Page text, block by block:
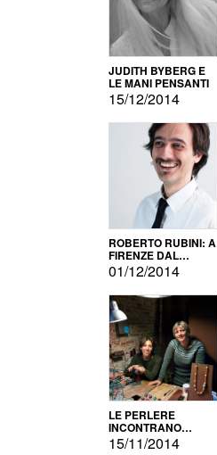
JUDITH BYBERG E
LE MANI PENSANTI
15/12/2014
ROBERTO RUBINI: A
FIRENZE DAL
PRODOTTO ALLA
PROMOZIONE
01/12/2014
LE PERLERE
INCONTRANO
L'AUTOPRODUZIONE
15/11/2014